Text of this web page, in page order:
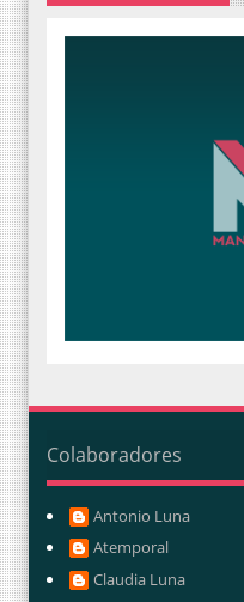
Colaboradores
Antonio Luna
Atemporal
Claudia Luna